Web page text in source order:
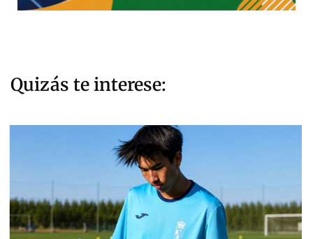
Quizás te interese: